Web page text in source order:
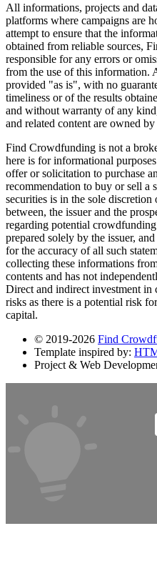
All informations, projects and
platforms where campaigns are
attempt to ensure that the
obtained from reliable sources,
responsible for any errors or
from the use of this information.
provided "as is", with no
timeliness or of the results
and without warranty of any
and related content are owned
Find Crowdfunding is not a
here is for informational
offer or solicitation to purchase
recommendation to buy or sell a
securities is in the sole
between, the issuer and the
regarding potential
prepared solely by the issuer,
for the accuracy of all such
collecting these informations
contents and has not
Direct and indirect investment
risks as there is a potential risk
capital.
© 2019-2026 Find
Template inspired by:
Project & Web